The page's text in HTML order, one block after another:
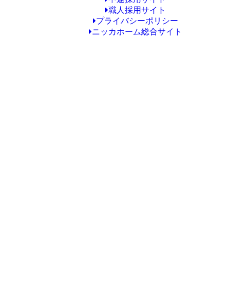
職人採用サイト
プライバシーポリシー
ニッカホーム総合サイト